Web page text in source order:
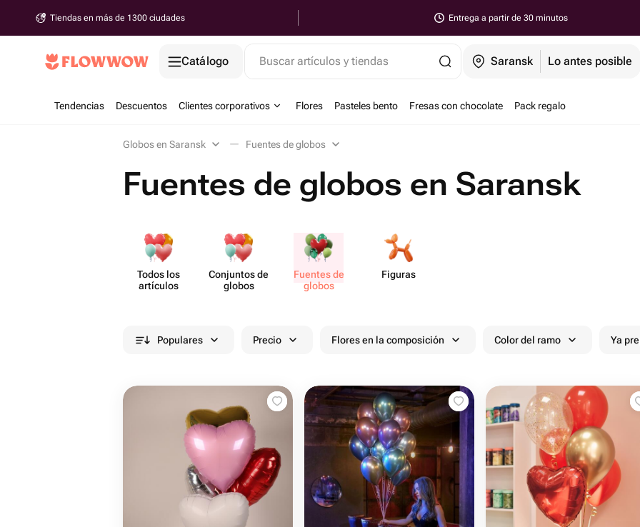
Tiendas en más de 1300 ciudades Entrega a partir de 30 minutos
Catálogo Buscar artículos y tiendas Saransk Lo antes posible
Tendencias Descuentos Clientes corporativos Flores Pasteles bento Fresas con chocolate Pack regalo
Globos en Saransk Fuentes de globos
Fuentes de globos en Saransk
Todos los
artículos
Conjuntos de
globos
Fuentes de
globos
Figuras
Populares Precio Flores en la composición Color del ramo Ya